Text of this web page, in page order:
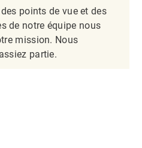
points de vue et des
de notre équipe nous
mission. Nous
partie.​​​​​​​